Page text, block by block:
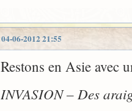
04-06-2012 21:55
Restons en Asie avec
INVASION – Des